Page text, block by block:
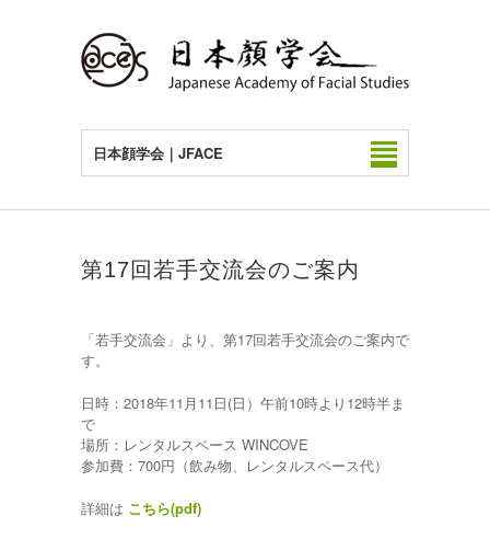
日本顔学会｜JFACE
第17回若手交流会のご案内
「若手交流会」より、第17回若手交流会のご案内で
す。
日時：2018年11月11日(日）午前10時より12時半ま
で
場所：レンタルスペース WINCOVE
参加費：700円（飲み物、レンタルスペース代）
詳細は こちら(pdf)